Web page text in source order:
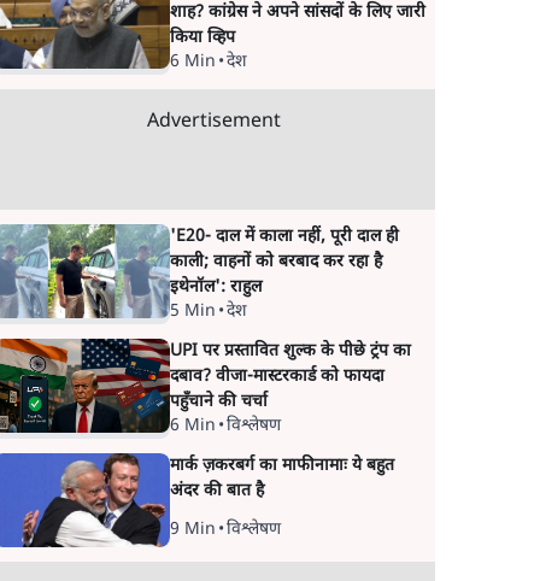
शाह? कांग्रेस ने अपने सांसदों के लिए जारी
किया व्हिप
6 Min •देश
Advertisement
'E20- दाल में काला नहीं, पूरी दाल ही
काली; वाहनों को बरबाद कर रहा है
इथेनॉल': राहुल
5 Min •देश
UPI पर प्रस्तावित शुल्क के पीछे ट्रंप का
दबाव? वीजा-मास्टरकार्ड को फायदा
पहुँचाने की चर्चा
6 Min •विश्लेषण
मार्क ज़करबर्ग का माफीनामाः ये बहुत
अंदर की बात है
9 Min •विश्लेषण